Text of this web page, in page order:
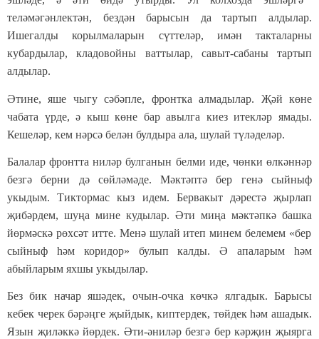
теләмәгәнлектән, бездәнбарысын да тартып алдылар.
Ишегалды корылмаларын сүттеләр, имән такталарны
кубардылар, кладовойны ваттылар, савыт-сабаны тартып
алдылар.
Әтине, яше чыгусәбәпле, фронтка алмадылар. Җәй көне
чабата үрде, ә кыш көне бар авылга киез итекләрямады.
Кешеләр, кем нәрсә белән булдыра ала, шулай түләделәр.
Балалар фронтта ниләр булганын белми иде, чөнки өлкәннәр
безгә берни дә сөйләмәде. Мәктәптә бер генә сыйныф
укыдым. Тиктормас кыз идем. Бервакыт дәрестә җырлап
җибәрдем, шуңа мине кудылар. Әти миңа мәктәпкә башка
йөрмәскә рөхсәт итте. Менәшулай итеп минем белемем «бер
сыйныф һәмкоридор» булып калды. Ә апаларым һәм
абыйларым яхшы укыдылар.
Без бик начар яшәдек, очын-очка көчкә ялгадык. Барысы
кебек черек бәрәңге җыйдык, киптердек, төйдекһәмашадык.
Язын җиләккә йөрдек. Әти-әниләр безгә бер кәрҗин җыярга